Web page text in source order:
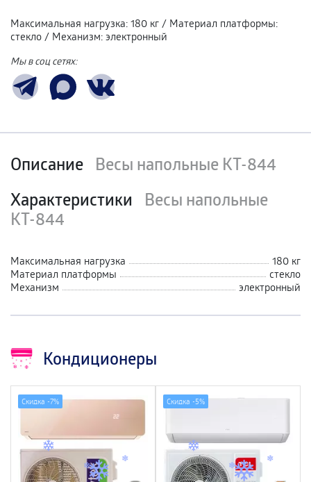
Максимальная нагрузка: 180 кг / Материал платформы:
стекло / Механизм: электронный
Мы в соц сетях:
Описание Весы напольные КТ-844
Характеристики
Весы напольные
КТ-844
Максимальная нагрузка
180 кг
Материал платформы
стекло
Механизм
электронный
Кондиционеры
Скидка -7% Скидка -5%